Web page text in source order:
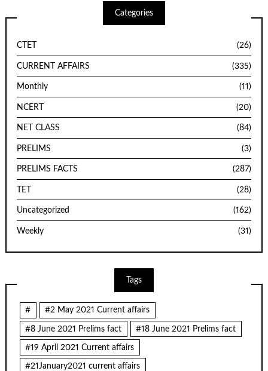
Categories
CTET (26)
CURRENT AFFAIRS (335)
Monthly (11)
NCERT (20)
NET CLASS (84)
PRELIMS (3)
PRELIMS FACTS (287)
TET (28)
Uncategorized (162)
Weekly (31)
Tags
# #2 May 2021 Current affairs
#8 June 2021 Prelims fact #18 June 2021 Prelims fact
#19 April 2021 Current affairs
#21January2021 current affairs